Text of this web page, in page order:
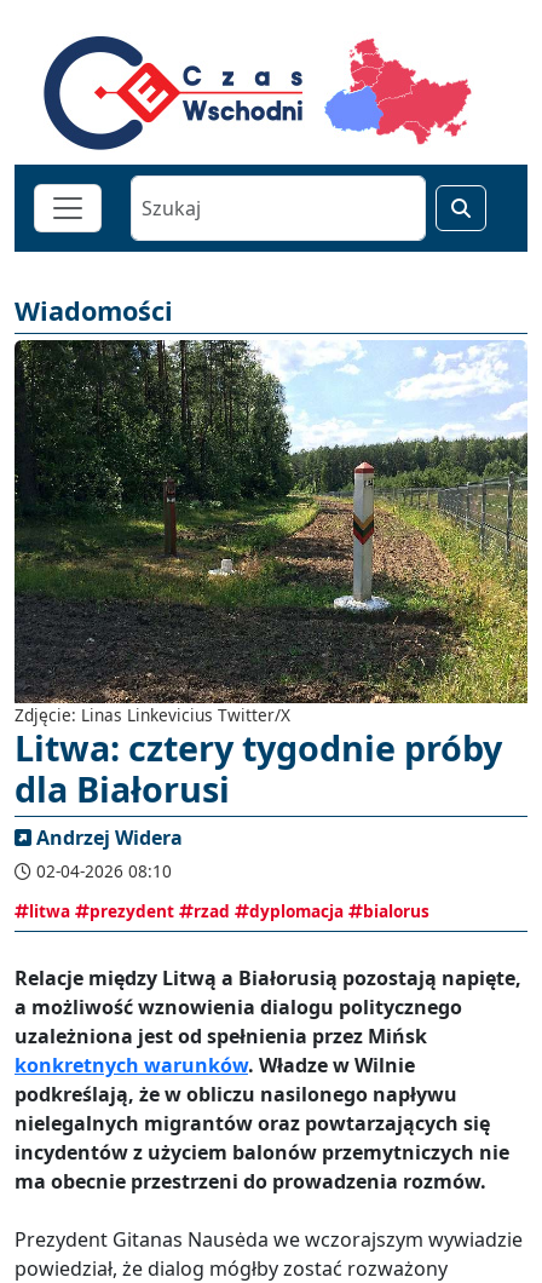
Wiadomości
Zdjęcie: Linas Linkevicius Twitter/X
Litwa: cztery tygodnie próby
dla Białorusi
Andrzej Widera
02-04-2026 08:10
litwa
prezydent rzad dyplomacja bialorus
Relacje między Litwą a Białorusią pozostają napięte,
a możliwość wznowienia dialogu politycznego
uzależniona jest od spełnienia przez Mińsk
konkretnych warunków. Władze w Wilnie
podkreślają, że w obliczu nasilonego napływu
nielegalnych migrantów oraz powtarzających się
incydentów z użyciem balonów przemytniczych nie
ma obecnie przestrzeni do prowadzenia rozmów.
Prezydent Gitanas Nausėda we wczorajszym wywiadzie
powiedział, że dialog mógłby zostać rozważony